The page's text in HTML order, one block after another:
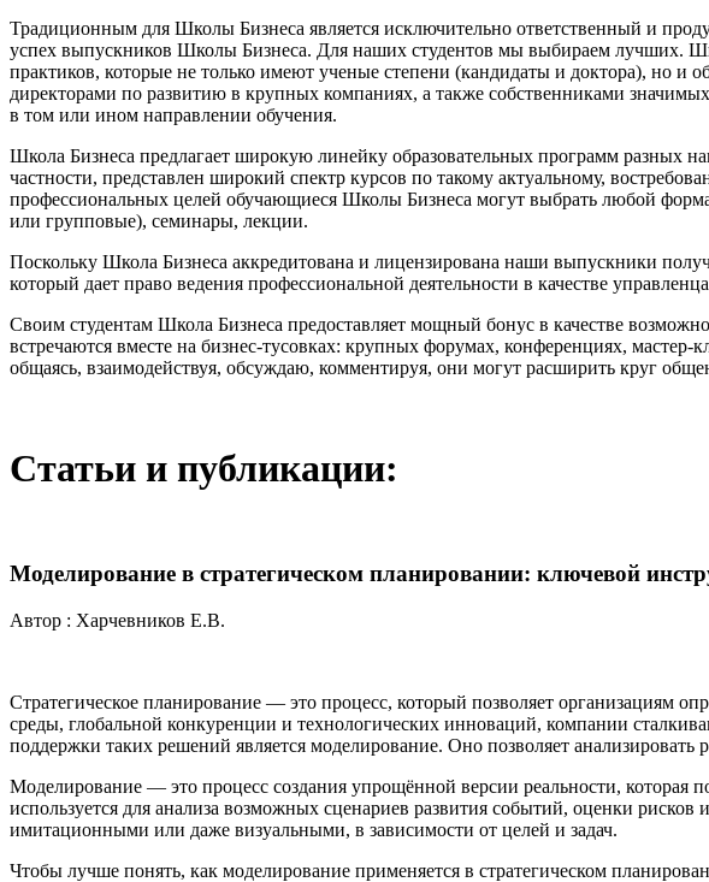
Традиционным для Школы Бизнеса является исключительно ответственный и
успех выпускников Школы Бизнеса. Для наших студентов мы выбираем лучших.
практиков, которые не только имеют ученые степени (кандидаты и доктора), но
директорами по развитию в крупных компаниях, а также собственниками
в том или ином направлении обучения.
Школа Бизнеса предлагает широкую линейку образовательных программ разных
частности, представлен широкий спектр курсов по такому актуальному,
профессиональных целей обучающиеся Школы Бизнеса могут выбрать любой
или групповые), семинары, лекции.
Поскольку Школа Бизнеса аккредитована и лицензирована наши выпускники
который дает право ведения профессиональной деятельности в качестве
Своим студентам Школа Бизнеса предоставляет мощный бонус в качестве
встречаются вместе на бизнес-тусовках: крупных форумах, конференциях,
общаясь, взаимодействуя, обсуждаю, комментируя, они могут расширить круг
Статьи и публикации:
Моделирование в стратегическом планировании: ключевой
Автор : Харчевников Е.В.
Стратегическое планирование — это процесс, который позволяет организациям
среды, глобальной конкуренции и технологических инноваций, компании
поддержки таких решений является моделирование. Оно позволяет
Моделирование — это процесс создания упрощённой версии реальности, которая
используется для анализа возможных сценариев развития событий, оценки
имитационными или даже визуальными, в зависимости от целей и задач.
Чтобы лучше понять, как моделирование применяется в стратегическом